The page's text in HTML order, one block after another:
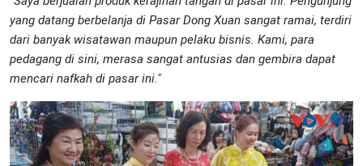
yang datang berbelanja di Pasar Dong Xuan sangat ramai, terdiri
dari banyak wisatawan maupun pelaku bisnis. Kami, para
pedagang di sini, merasa sangat antusias dan gembira dapat
mencari nafkah di pasar ini."